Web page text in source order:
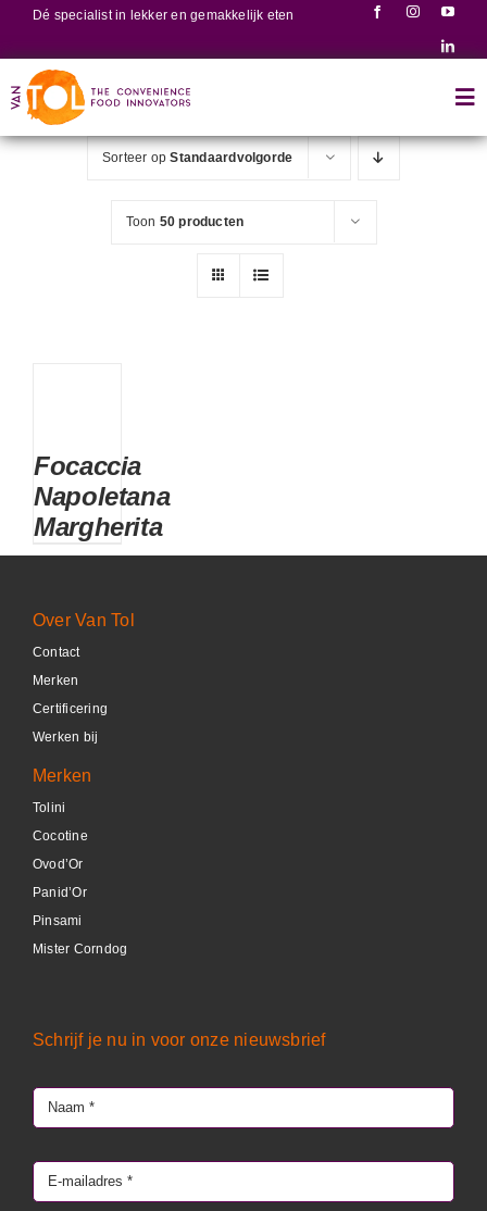
inhoud
Dé specialist in lekker en gemakkelijk eten
Sorteer opStandaardvolgorde
Toon 50 producten
DETAILS
Focaccia
Napoletana
Margherita
Over Van Tol
Contact
Merken
Certificering
Werken bij
Merken
Tolini
Cocotine
Ovod’Or
Panid’Or
Pinsami
Mister Corndog
Schrijf je nu in voor onze nieuwsbrief